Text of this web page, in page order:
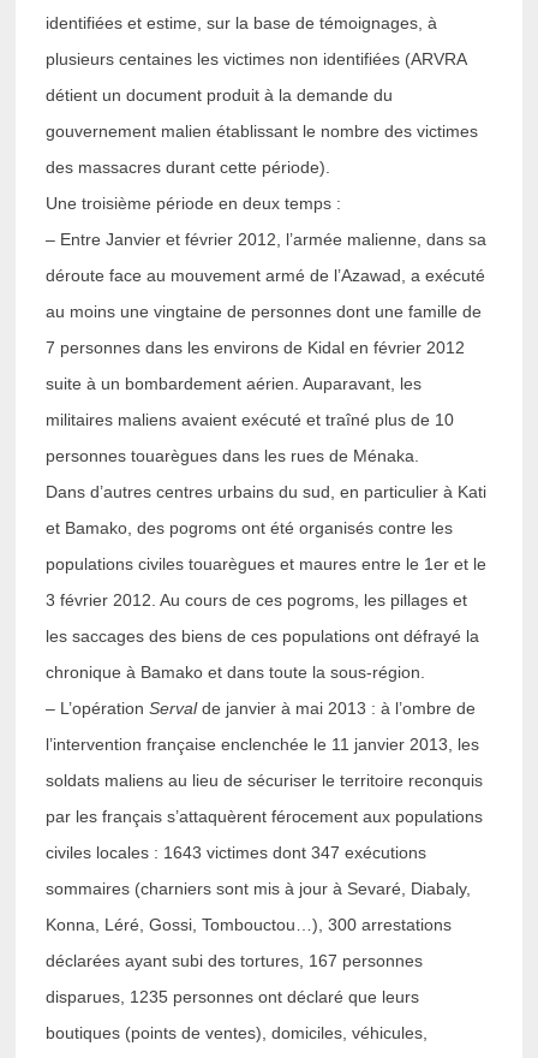
identifiées et estime, sur la base de témoignages, à
plusieurs centaines les victimes non identifiées (ARVRA
détient un document produit à la demande du
gouvernement malien établissant le nombre des victimes
des massacres durant cette période).
Une troisième période en deux temps :
– Entre Janvier et février 2012, l’armée malienne, dans sa
déroute face au mouvement armé de l’Azawad, a exécuté
au moins une vingtaine de personnes dont une famille de
7 personnes dans les environs de Kidal en février 2012
suite à un bombardement aérien. Auparavant, les
militaires maliens avaient exécuté et traîné plus de 10
personnes touarègues dans les rues de Ménaka.
Dans d’autres centres urbains du sud, en particulier à Kati
et Bamako, des pogroms ont été organisés contre les
populations civiles touarègues et maures entre le 1er et le
3 février 2012. Au cours de ces pogroms, les pillages et
les saccages des biens de ces populations ont défrayé la
chronique à Bamako et dans toute la sous-région.
– L’opération Servalde janvier à mai 2013 : à l’ombre de
l’intervention française enclenchée le 11 janvier 2013, les
soldats maliens au lieu de sécuriser le territoire reconquis
par les français s’attaquèrent férocement aux populations
civiles locales : 1643 victimes dont 347 exécutions
sommaires (charniers sont mis à jour à Sevaré, Diabaly,
Konna, Léré, Gossi, Tombouctou…), 300 arrestations
déclarées ayant subi des tortures, 167 personnes
disparues, 1235 personnes ont déclaré que leurs
boutiques (points de ventes), domiciles, véhicules,